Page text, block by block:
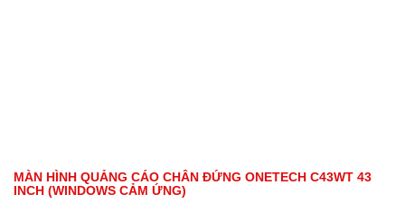
MÀN HÌNH QUẢNG CÁO CHÂN ĐỨNG ONETECH C43WT 43
INCH (WINDOWS CẢM ỨNG)